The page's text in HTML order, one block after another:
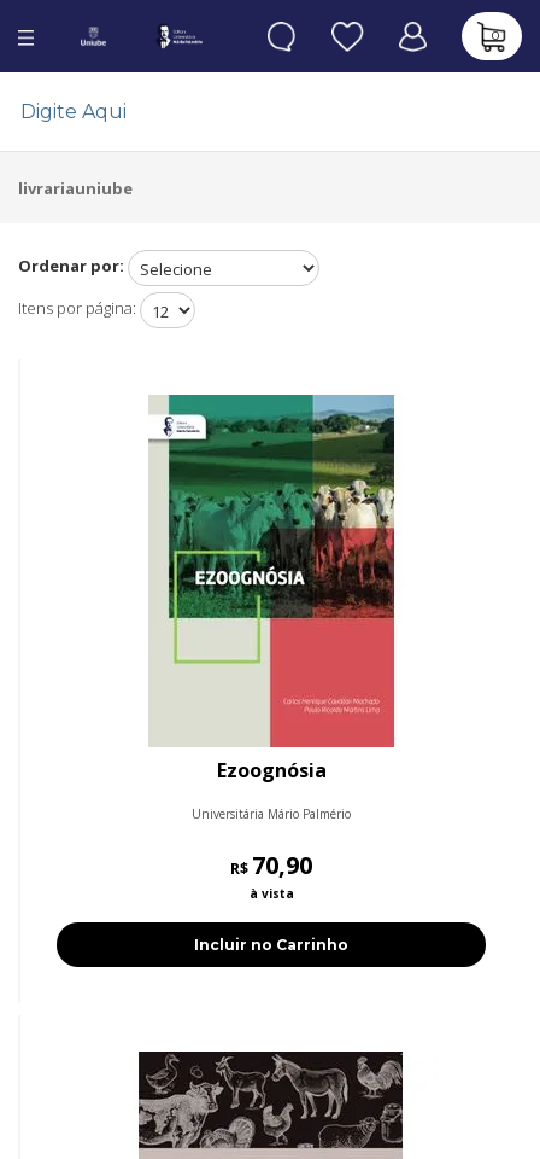
0
livrariauniube
Ordenar por:
Itens por página:
Ezoognósia
Universitária Mário Palmério
R$ 70,90
à vista
Incluir no Carrinho